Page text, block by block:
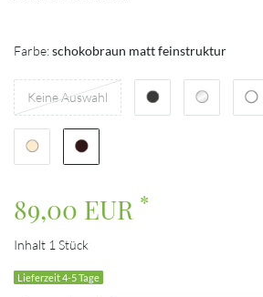
Farbe:schokobraun matt feinstruktur
Keine Auswahl
89,00 EUR *
Inhalt 1 Stück
Lieferzeit 4-5 Tage